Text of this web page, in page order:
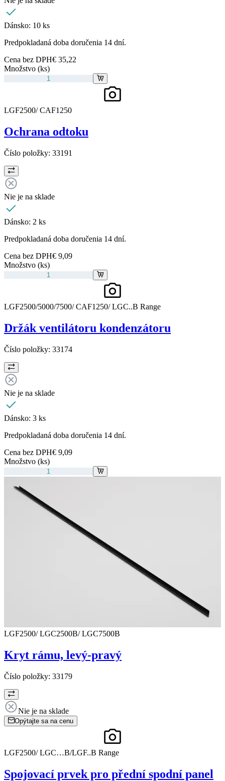
Dánsko: 10 ks
Predpokladaná doba doručenia 14 dní.
Cena bez DPH€ 35,22
Množstvo (ks)
LGF2500/ CAF1250
Ochrana odtoku
Číslo položky: 33191
Nie je na sklade
Dánsko: 2 ks
Predpokladaná doba doručenia 14 dní.
Cena bez DPH€ 9,09
Množstvo (ks)
LGF2500/5000/7500/ CAF1250/ LGC..B Range
Držák ventilátoru kondenzátoru
Číslo položky: 33174
Nie je na sklade
Dánsko: 3 ks
Predpokladaná doba doručenia 14 dní.
Cena bez DPH€ 9,09
Množstvo (ks)
LGF2500/ LGC2500B/ LGC7500B
Kryt rámu, levý-pravý
Číslo položky: 33179
Nie je na sklade
Opýtajte sa na cenu
LGF2500/ LGC…B/LGF..B Range
Spojovací prvek pro přední spodní panel